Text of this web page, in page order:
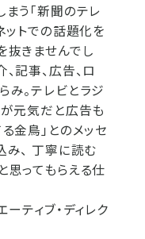
う「新聞のテレ
ットでの話題化を
抜きませんでし
記事、広告、ロ
み。テレビとラジ
元気だと広告も
金鳥」とのメッセ
み、 丁寧に読む
思ってもらえる仕
ティブ・ディレク